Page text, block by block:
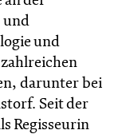
und
und
darunter bei
Seit der
Regisseurin